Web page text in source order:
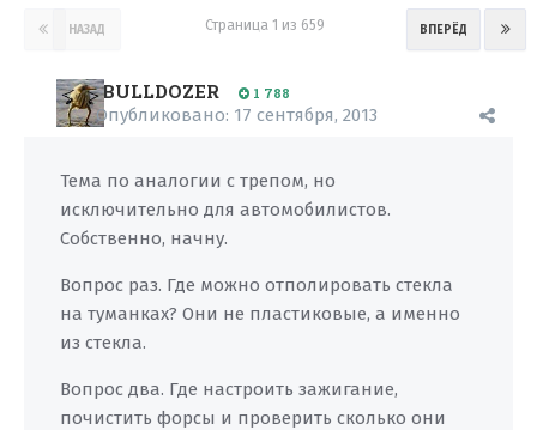
НАЗАД ВПЕРЁД
Страница 1 из 659
BULLDOZER 1 788
Опубликовано: 17 сентября, 2013
Тема по аналогии с трепом, но
исключительно для автомобилистов.
Собственно, начну.
Вопрос раз. Где можно отполировать стекла
на туманках? Они не пластиковые, а именно
из стекла.
Вопрос два. Где настроить зажигание,
почистить форсы и проверить сколько они